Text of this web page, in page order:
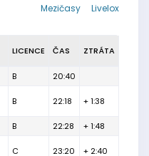
Livelox
Mezičasy
LICENCE ČAS ZTRÁTA
B 20:40
B 22:18 + 1:38
B 22:28 + 1:48
C 23:20 + 2:40